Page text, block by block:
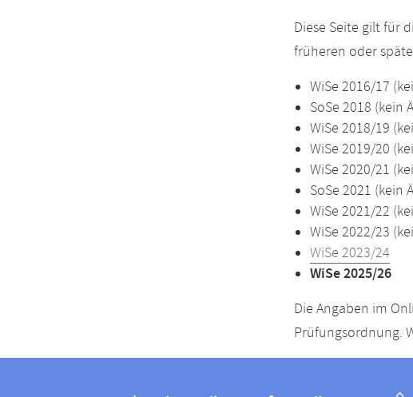
Diese Seite gilt für
früheren oder
WiSe 2016/17
SoSe 2018 (kein
WiSe 2018/19
WiSe 2019/20
WiSe 2020/21
SoSe 2021 (kein
WiSe 2021/22
WiSe 2022/23
WiSe 2023/24
WiSe 2025/26
Die Angaben im
Prüfungsordnung.